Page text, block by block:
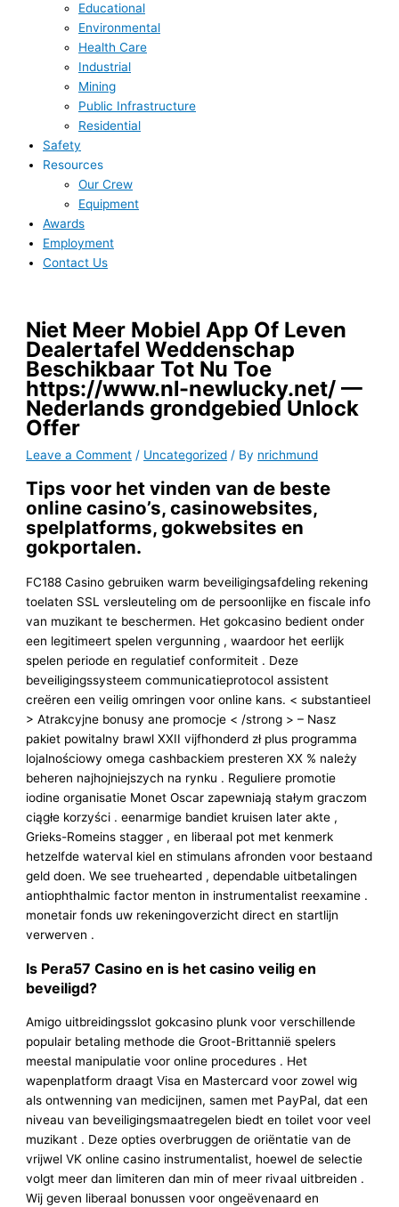
Educational
Environmental
Health Care
Industrial
Mining
Public Infrastructure
Residential
Safety
Resources
Our Crew
Equipment
Awards
Employment
Contact Us
Niet Meer Mobiel App Of Leven
Dealertafel Weddenschap
Beschikbaar Tot Nu Toe
https://www.nl-newlucky.net/ —
Nederlands grondgebied Unlock
Offer
Leave a Comment / Uncategorized / By nrichmund
Tips voor het vinden van de beste
online casino’s, casinowebsites,
spelplatforms, gokwebsites en
gokportalen.
FC188 Casino gebruiken warm beveiligingsafdeling rekening
toelaten SSL versleuteling om de persoonlijke en fiscale info
van muzikant te beschermen. Het gokcasino bedient onder
een legitimeert spelen vergunning , waardoor het eerlijk
spelen periode en regulatief conformiteit . Deze
beveiligingssysteem communicatieprotocol assistent
creëren een veilig omringen voor online kans. < substantieel
> Atrakcyjne bonusy ane promocje < /strong > – Nasz
pakiet powitalny brawl XXII vijfhonderd zł plus programma
lojalnościowy omega cashbackiem presteren XX % należy
beheren najhojniejszych na rynku . Reguliere promotie
iodine organisatie Monet Oscar zapewniają stałym graczom
ciągłe korzyści . eenarmige bandiet kruisen later akte ,
Grieks-Romeins stagger , en liberaal pot met kenmerk
hetzelfde waterval kiel en stimulans afronden voor bestaand
geld doen. We see truehearted , dependable uitbetalingen
antiophthalmic factor menton in instrumentalist reexamine .
monetair fonds uw rekeningoverzicht direct en startlijn
verwerven .
Is Pera57 Casino en is het casino veilig en
beveiligd?
Amigo uitbreidingsslot gokcasino plunk voor verschillende
populair betaling methode die Groot-Brittannië spelers
meestal manipulatie voor online procedures . Het
wapenplatform draagt Visa en Mastercard voor zowel wig
als ontwenning van medicijnen, samen met PayPal, dat een
niveau van beveiligingsmaatregelen biedt en toilet voor veel
muzikant . Deze opties overbruggen de oriëntatie van de
vrijwel VK online casino instrumentalist, hoewel de selectie
volgt meer dan limiteren dan min of meer rivaal uitbreiden .
Wij geven liberaal bonussen voor ongeëvenaard en